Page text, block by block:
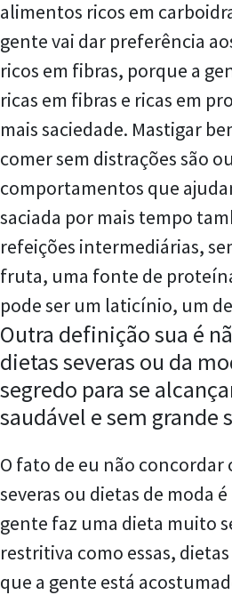
alimentos ricos em
gente vai dar preferência
ricos em fibras, porque a
ricas em fibras e ricas em
mais saciedade. Mastigar
comer sem distrações são
comportamentos que
saciada por mais tempo
refeições intermediárias,
fruta, uma fonte de
pode ser um laticínio, um
Outra definição sua é
dietas severas ou da
segredo para se
saudável e sem grande
O fato de eu não concordar
severas ou dietas de moda
gente faz uma dieta muito
restritiva como essas,
que a gente está